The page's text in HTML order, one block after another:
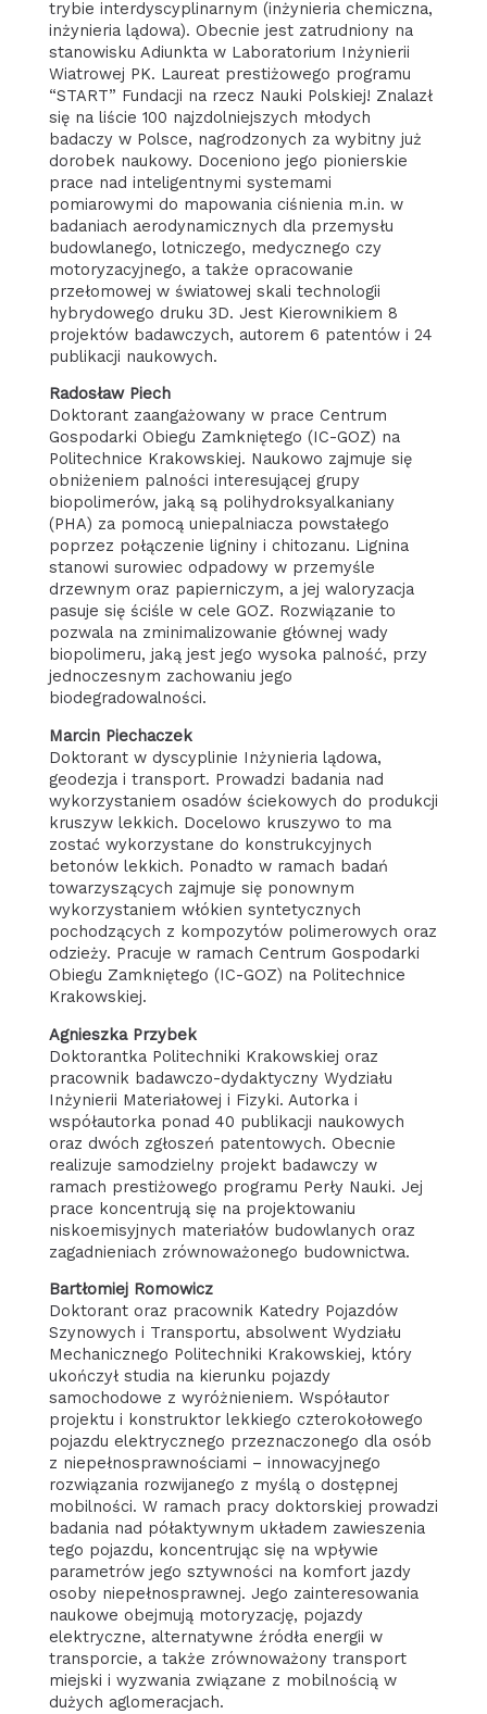
trybie interdyscyplinarnym (inżynieria chemiczna,
inżynieria lądowa). Obecnie jest zatrudniony na
stanowisku Adiunkta w Laboratorium Inżynierii
Wiatrowej PK. Laureat prestiżowego programu
“START” Fundacji na rzecz Nauki Polskiej! Znalazł
się na liście 100 najzdolniejszych młodych
badaczy w Polsce, nagrodzonych za wybitny już
dorobek naukowy. Doceniono jego pionierskie
prace nad inteligentnymi systemami
pomiarowymi do mapowania ciśnienia m.in. w
badaniach aerodynamicznych dla przemysłu
budowlanego, lotniczego, medycznego czy
motoryzacyjnego, a także opracowanie
przełomowej w światowej skali technologii
hybrydowego druku 3D. Jest Kierownikiem 8
projektów badawczych, autorem 6 patentów i 24
publikacji naukowych.
Radosław Piech
Doktorant zaangażowany w prace Centrum
Gospodarki Obiegu Zamkniętego (IC-GOZ) na
Politechnice Krakowskiej. Naukowo zajmuje się
obniżeniem palności interesującej grupy
biopolimerów, jaką są polihydroksyalkaniany
(PHA) za pomocą uniepalniacza powstałego
poprzez połączenie ligniny i chitozanu. Lignina
stanowi surowiec odpadowy w przemyśle
drzewnym oraz papierniczym, a jej waloryzacja
pasuje się ściśle w cele GOZ. Rozwiązanie to
pozwala na zminimalizowanie głównej wady
biopolimeru, jaką jest jego wysoka palność, przy
jednoczesnym zachowaniu jego
biodegradowalności.
Marcin Piechaczek
Doktorant w dyscyplinie Inżynieria lądowa,
geodezja i transport. Prowadzi badania nad
wykorzystaniem osadów ściekowych do produkcji
kruszyw lekkich. Docelowo kruszywo to ma
zostać wykorzystane do konstrukcyjnych
betonów lekkich. Ponadto w ramach badań
towarzyszących zajmuje się ponownym
wykorzystaniem włókien syntetycznych
pochodzących z kompozytów polimerowych oraz
odzieży. Pracuje w ramach Centrum Gospodarki
Obiegu Zamkniętego (IC-GOZ) na Politechnice
Krakowskiej.
Agnieszka Przybek
Doktorantka Politechniki Krakowskiej oraz
pracownik badawczo-dydaktyczny Wydziału
Inżynierii Materiałowej i Fizyki. Autorka i
współautorka ponad 40 publikacji naukowych
oraz dwóch zgłoszeń patentowych. Obecnie
realizuje samodzielny projekt badawczy w
ramach prestiżowego programu Perły Nauki. Jej
prace koncentrują się na projektowaniu
niskoemisyjnych materiałów budowlanych oraz
zagadnieniach zrównoważonego budownictwa.
Bartłomiej Romowicz
Doktorant oraz pracownik Katedry Pojazdów
Szynowych i Transportu, absolwent Wydziału
Mechanicznego Politechniki Krakowskiej, który
ukończył studia na kierunku pojazdy
samochodowe z wyróżnieniem. Współautor
projektu i konstruktor lekkiego czterokołowego
pojazdu elektrycznego przeznaczonego dla osób
z niepełnosprawnościami – innowacyjnego
rozwiązania rozwijanego z myślą o dostępnej
mobilności. W ramach pracy doktorskiej prowadzi
badania nad półaktywnym układem zawieszenia
tego pojazdu, koncentrując się na wpływie
parametrów jego sztywności na komfort jazdy
osoby niepełnosprawnej. Jego zainteresowania
naukowe obejmują motoryzację, pojazdy
elektryczne, alternatywne źródła energii w
transporcie, a także zrównoważony transport
miejski i wyzwania związane z mobilnością w
dużych aglomeracjach.